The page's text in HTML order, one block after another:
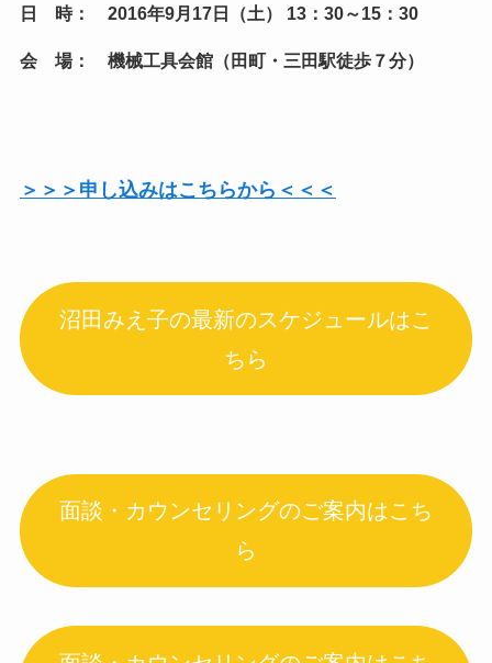
日 時： 2016年9月17日（土） 13：30～15：30
会 場： 機械工具会館（田町・三田駅徒歩７分）
＞＞＞申し込みはこちらから＜＜＜
沼田みえ子の最新のスケジュールはこ
ちら
面談・カウンセリングのご案内はこち
ら